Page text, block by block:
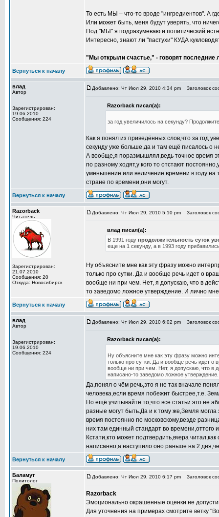
То есть МЫ – что-то вроде "ингредиентов". А
Или может быть, меня будут уверять, что
Под "МЫ" я подразумеваю и политический
Интересно, знают ли "пастухи" КУДА
"Мы открыли счастье," - говорят
Вернуться к началу
влад
Автор
Зарегистрирован:
19.06.2010
Сообщения: 224
Добавлено: Чт Июл 29, 2010 4:34 pm Заголовок
Razorback писал(а):
за год увеличилось на секунду?
Как я понял из приведённых слов,что за год
секунду уже больше,да и там ещё писалось о
А вообще,я поразмышлял,ведь точное время
по разному ходят,у кого то отстают
уменьшение или величение времени в году на
стране по времени,они могут.
Вернуться к началу
Razorback
Читатель
Зарегистрирован:
21.07.2010
Сообщения: 20
Откуда: Новосибирск
Добавлено: Чт Июл 29, 2010 5:10 pm Заголовок
влад писал(а):
В 1991 году продолжительность суток
еще на 1 секунду, а в 1993 году
Ну объясните мне как эту фразу можно
только про сутки. Да и вообще речь идет о
вообще ни при чем. Нет, я допускаю, что в
то заведомо ложное утверждение. И лично
Вернуться к началу
влад
Автор
Зарегистрирован:
19.06.2010
Сообщения: 224
Добавлено: Чт Июл 29, 2010 6:02 pm Заголовок
Razorback писал(а):
Ну объясните мне как эту фразу можно
только про сутки. Да и вообще речь идет о
вообще ни при чем. Нет, я допускаю, что в
написано-то заведомо ложное
Да,понял о чём речь,это я не так вначале
человека,если время побежит быстрее,т.е.
Но ещё учитывайте то,что все статьи это не
разные могут быть.Да и к тому же,Земля
время постоянно по московскому,везде
них там единный стандарт во времени,оттого
Кстати,кто может подтвердить,вчера
написанно,а наступило оно раньше на 2
Вернуться к началу
Баламут
Политолог
Добавлено: Чт Июл 29, 2010 6:17 pm Заголовок
Razorback
Эмоционально окрашенные оценки не
Для уточнения на примерах смотрите ветку